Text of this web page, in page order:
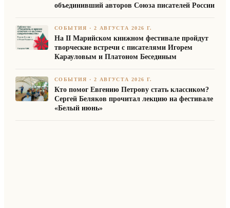
объединивший авторов Союза писателей России
СОБЫТИЯ ·2 АВГУСТА 2026 Г.
На II Марийском книжном фестивале пройдут
творческие встречи с писателями Игорем
Карауловым и Платоном Бесединым
СОБЫТИЯ ·2 АВГУСТА 2026 Г.
Кто помог Евгению Петрову стать классиком?
Сергей Беляков прочитал лекцию на фестивале
«Белый июнь»